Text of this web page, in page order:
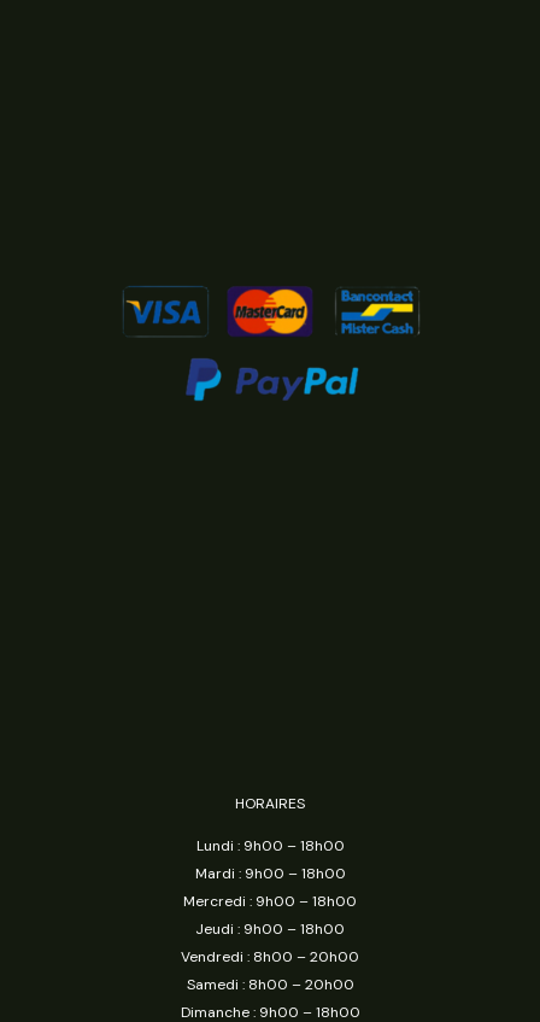
HORAIRES
Lundi : 9h00 – 18h00
Mardi : 9h00 – 18h00
Mercredi : 9h00 – 18h00
Jeudi : 9h00 – 18h00
Vendredi : 8h00 – 20h00
Samedi : 8h00 – 20h00
Dimanche : 9h00 – 18h00